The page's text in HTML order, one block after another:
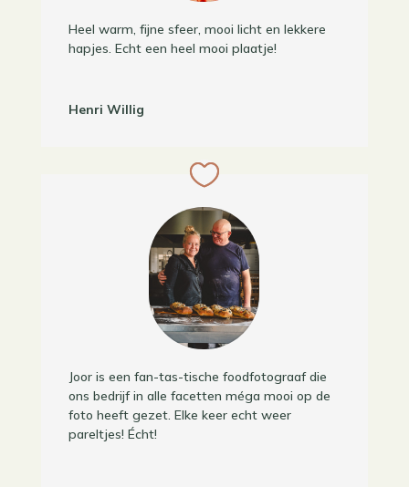
Heel warm, fijne sfeer, mooi licht en lekkere
hapjes. Echt een heel mooi plaatje!
Henri Willig
Joor is een fan-tas-tische foodfotograaf die
ons bedrijf in alle facetten méga mooi op de
foto heeft gezet. Elke keer echt weer
pareltjes! Écht!